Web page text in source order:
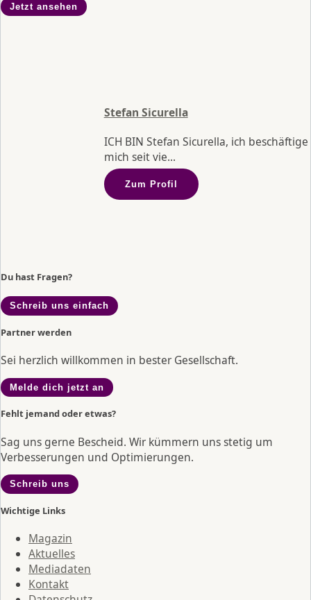
Jetzt ansehen
Stefan Sicurella
ICH BIN Stefan Sicurella, ich beschäftige
mich seit vie...
Zum Profil
Du hast Fragen?
Schreib uns einfach
Partner werden
Sei herzlich willkommen in bester Gesellschaft.
Melde dich jetzt an
Fehlt jemand oder etwas?
Sag uns gerne Bescheid. Wir kümmern uns stetig um
Verbesserungen und Optimierungen.
Schreib uns
Wichtige Links
Magazin
Aktuelles
Mediadaten
Kontakt